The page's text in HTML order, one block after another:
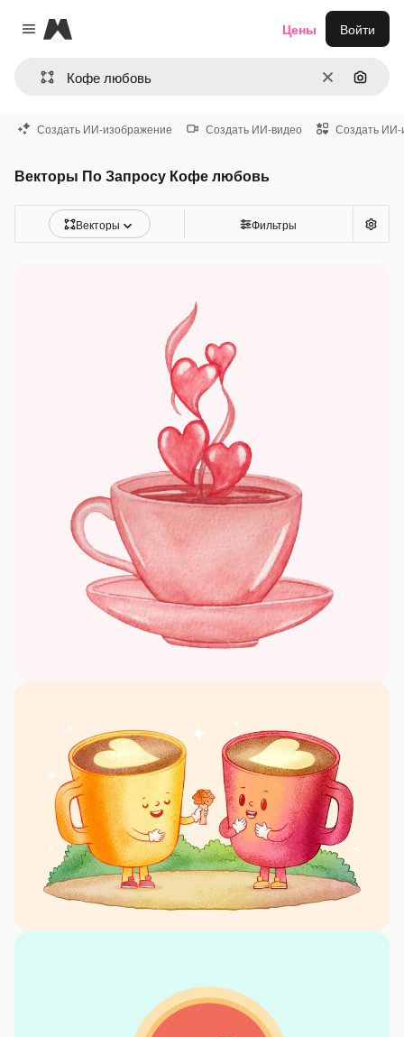
Close menu
Magnific
ОчиститьПоиск
Цены Войти
Создать ИИ-изображение Создать ИИ-видео Создать ИИ-
Векторы По Запросу Кофе любовь
Векторы Фильтры